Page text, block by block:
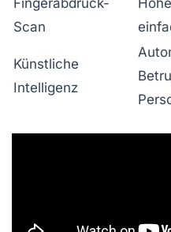
Fingerabdruck-
Scan
Künstliche
Intelligenz